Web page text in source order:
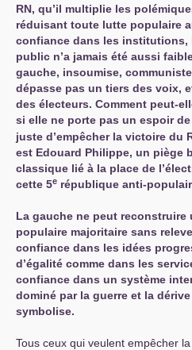
RN, qu’il multiplie les
réduisant toute lutte populaire
confiance dans les institutions,
public n’a jamais été aussi
gauche, insoumise,
dépasse pas un tiers des voix,
des électeurs. Comment peut-
si elle ne porte pas un espoir
juste d’empêcher la victoire du
est Edouard Philippe, un piège
classique lié à la place de
cette 5e république anti-
La gauche ne peut reconstruire
populaire majoritaire sans
confiance dans les idées
d’égalité comme dans les
confiance dans un système
dominé par la guerre et la
symbolise.
Tous ceux qui veulent empêcher